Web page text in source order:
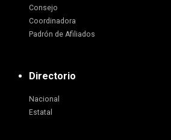
Consejo
Coordinadora
Padrón de Afiliados
Directorio
Nacional
Estatal